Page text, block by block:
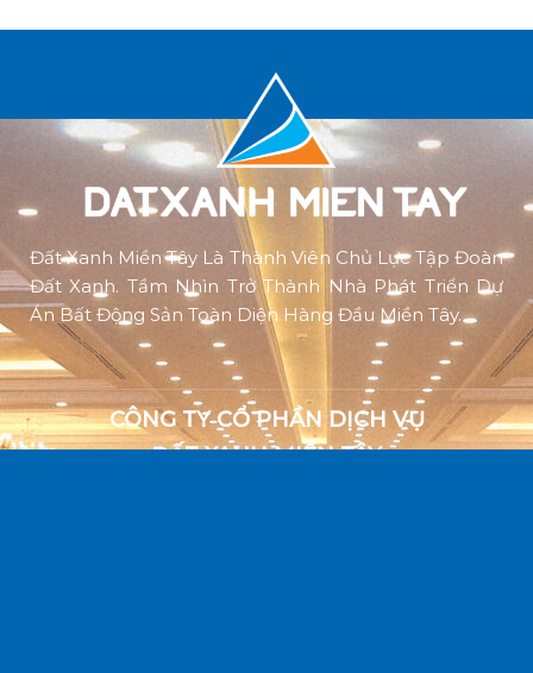
Đất Xanh Miền Tây Là Thành Viên Chủ Lực Tập Đoàn
Đất Xanh. Tầm Nhìn Trở Thành Nhà Phát Triển Dự
Án Bất Động Sản Toàn Diện Hàng Đầu Miền Tây.
CÔNG TY CỔ PHẦN DỊCH VỤ
ĐẤT XANH MIỀN TÂY